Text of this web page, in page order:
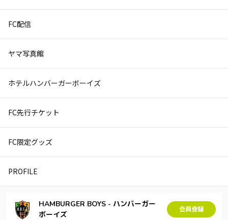
FC配信
ヤマ写真館
ホテルハンバーガーボーイズ
FC先行チケット
FC限定グッズ
PROFILE
HAMBURGER BOYS - ハンバーガー
ボーイズ
会員登録